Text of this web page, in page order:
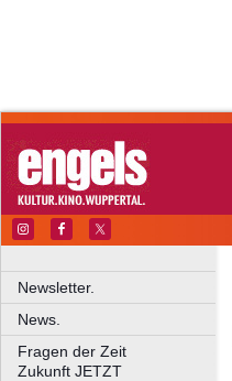
Newsletter.
News.
Fragen der Zeit
Zukunft JETZT